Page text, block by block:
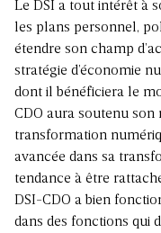
Le DSI a tout intérêt à
les plans personnel,
étendre son champ
stratégie d’économie
dont il bénéficiera le
CDO aura soutenu son
transformation
avancée dans sa
tendance à être
DSI-CDO a bien
dans des fonctions qui